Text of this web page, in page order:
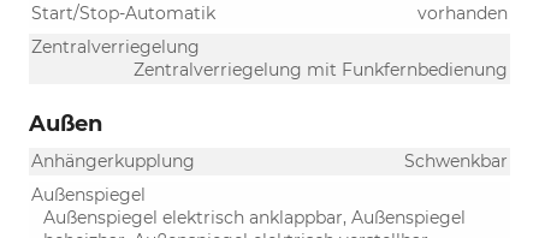
Start/Stop-Automatik
vorhanden
Zentralverriegelung
Zentralverriegelung mit Funkfernbedienung
Außen
Anhängerkupplung
Schwenkbar
Außenspiegel
Außenspiegel elektrisch anklappbar, Außenspiegel